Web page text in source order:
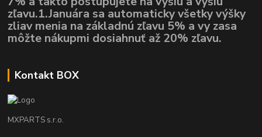
zľavu.1.Januára sa automaticky všetky výšky
zliav menia na základnú zľavu 5% a vy zasa
môžte nákupmi dosiahnuť až 20% zľavu.
Kontakt BOX
MXPARTS s.r.o.